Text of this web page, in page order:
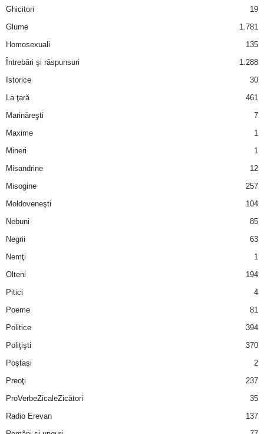
Ghicitori
19
Glume
1.781
Homosexuali
135
Întrebări şi răspunsuri
1.288
Istorice
30
La ţară
461
Marinăreşti
7
Maxime
1
Mineri
1
Misandrine
12
Misogine
257
Moldoveneşti
104
Nebuni
85
Negrii
63
Nemţi
1
Olteni
194
Pitici
4
Poeme
81
Politice
394
Poliţişti
370
Poştaşi
2
Preoţi
237
ProVerbeZicaleZicători
35
Radio Erevan
137